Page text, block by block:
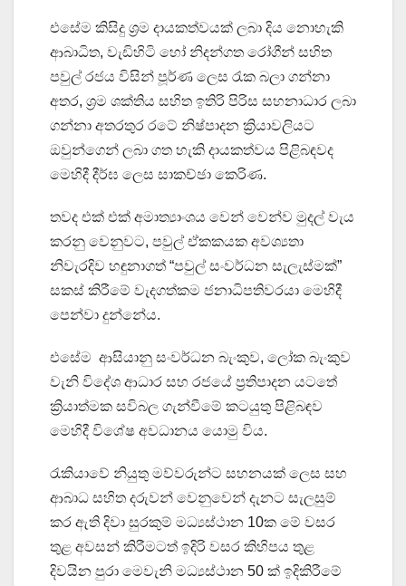
එසේම කිසිදු ශ්‍රම දායකත්වයක් ලබා දිය නොහැකි
ආබාධිත, වැඩිහිටි හෝ නිදන්ගත රෝගීන් සහිත
පවුල් රජය විසින් පූර්ණ ලෙස රැක බලා ගන්නා
අතර, ශ්‍රම ශක්තිය සහිත ඉතිරි පිරිස සහනාධාර ලබා
ගන්නා අතරතුර රටේ නිෂ්පාදන ක්‍රියාවලියට
ඔවුන්ගෙන් ලබා ගත හැකි දායකත්වය පිළිබඳවද
මෙහිදී දීර්ඝ ලෙස සාකච්ඡා කෙරිණ.
තවද එක් එක් අමාත්‍යාංශය වෙන් වෙන්ව මුදල් වැය
කරනු වෙනුවට, පවුල් ඒකකයක අවශ්‍යතා
නිවැරදිව හඳුනාගත් “පවුල් සංවර්ධන සැලැස්මක්”
සකස් කිරීමේ වැදගත්කම ජනාධිපතිවරයා මෙහිදී
පෙන්වා දුන්නේය.
එසේම ආසියානු සංවර්ධන බැංකුව, ලෝක බැංකුව
වැනි විදේශ ආධාර සහ රජයේ ප්‍රතිපාදන යටතේ
ක්‍රියාත්මක සවිබල ගැන්වීමේ කටයුතු පිළිබඳව
මෙහිදී විශේෂ අවධානය යොමු විය.
රැකියාවේ නියුතු මව්වරුන්ට සහනයක් ලෙස සහ
ආබාධ සහිත දරුවන් වෙනුවෙන් දැනට සැලසුම්
කර ඇති දිවා සුරකුම් මධ්‍යස්ථාන 10ක මේ වසර
තුළ අවසන් කිරීමටත් ඉදිරි වසර කිහිපය තුළ
දිවයින පුරා මෙවැනි මධ්‍යස්ථාන 50 ක් ඉදිකිරීමේ